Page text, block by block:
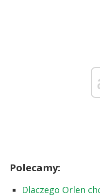
Polecamy:
Dlaczego Orlen